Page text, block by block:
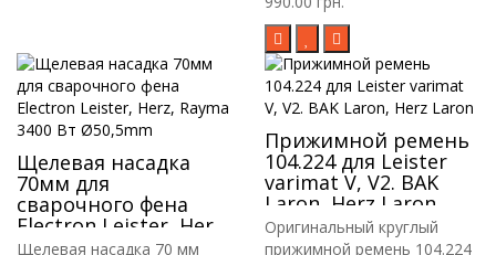
Щелевая насадка
70мм для
сварочного фена
Electron Leister, Herz,
Rayma 3400 Вт
Щелевая насадка 70 мм
Прижимной ремень
104.224 для Leister
varimat V, V2. BAK
Laron, Herz Laron
Оригинальный круглый
прижимной ремень 104.224